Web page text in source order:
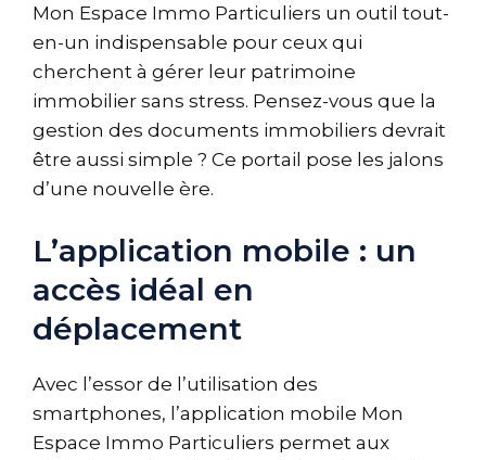
Mon Espace Immo Particuliers un outil tout-
en-un indispensable pour ceux qui
cherchent à gérer leur patrimoine
immobilier sans stress. Pensez-vous que la
gestion des documents immobiliers devrait
être aussi simple ? Ce portail pose les jalons
d’une nouvelle ère.
L’application mobile : un
accès idéal en
déplacement
Avec l’essor de l’utilisation des
smartphones, l’application mobile Mon
Espace Immo Particuliers permet aux